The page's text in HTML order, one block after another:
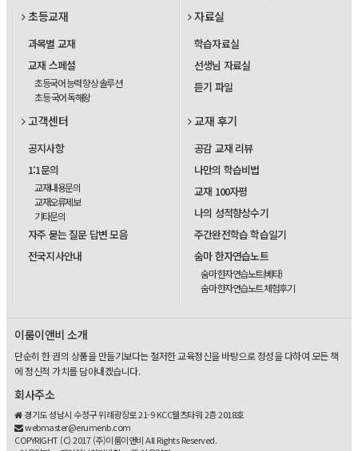
초등교재
과목별 교재
교재 스페셜
초등국어 능력 향상 솔루션
초등 국어 독해왕
자료실
학습자료실
선생님 자료실
듣기 파일
고객센터
공지사항
1:1문의
교재내용문의
교재오류제보
기타문의
자주 묻는 질문 답변 모음
전국지사안내
교재 후기
공감 교재 리뷰
나만의 학습비법
교재 100자평
나의 성적향상수기
주간완전학습 학습일기
숨마 한자연습노트
숨마 한자연습노트(베타)
숨마 한자연습노트 체험후기
이룸이앤비 소개
단순히 한 권의 상품을 만들기보다는 철저한 교육정신을 바탕으로 정성을 다하여 모든 책
에 정신적 가치를 담아내겠습니다.
회사주소
경기도 성남시 수정구 위례광장로 21-9 KCC웰츠타워 2층 2018호
webmaster@erumenb.com
COPYRIGHT (C) 2017 (주)이룸이앤비 All Rights Reserved.